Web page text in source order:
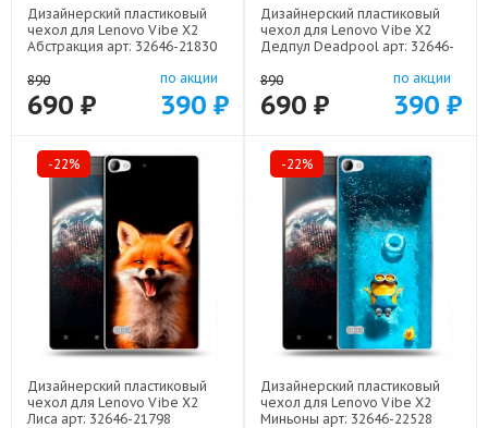
Дизайнерский пластиковый
чехол для Lenovo Vibe X2
Абстракция арт: 32646-21830
890
690 ₽
по акции
390 ₽
Дизайнерский пластиковый
чехол для Lenovo Vibe X2
Дедпул Deadpool арт: 32646-
890
690 ₽
по акции
390 ₽
-22%
Дизайнерский пластиковый
чехол для Lenovo Vibe X2
Лиса арт: 32646-21798
-22%
Дизайнерский пластиковый
чехол для Lenovo Vibe X2
Миньоны арт: 32646-22528